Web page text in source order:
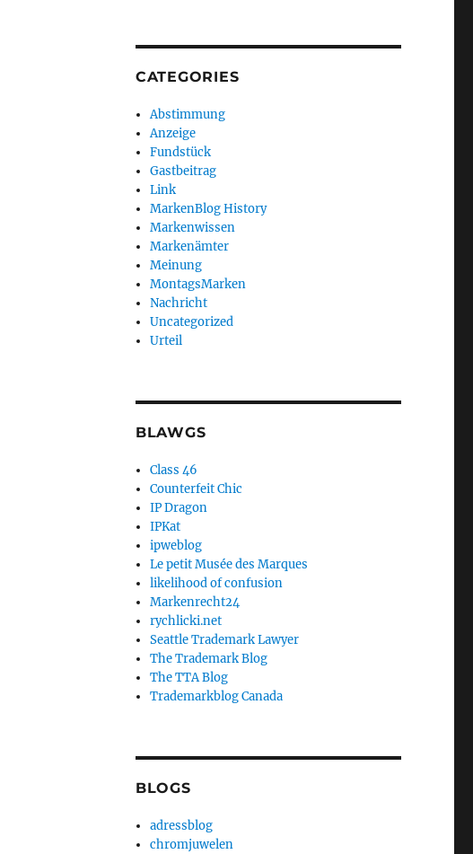
CATEGORIES
Abstimmung
Anzeige
Fundstück
Gastbeitrag
Link
MarkenBlog History
Markenwissen
Markenämter
Meinung
MontagsMarken
Nachricht
Uncategorized
Urteil
BLAWGS
Class 46
Counterfeit Chic
IP Dragon
IPKat
ipweblog
Le petit Musée des Marques
likelihood of confusion
Markenrecht24
rychlicki.net
Seattle Trademark Lawyer
The Trademark Blog
The TTA Blog
Trademarkblog Canada
BLOGS
adressblog
chromjuwelen